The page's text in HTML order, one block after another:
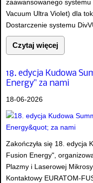
zaawansowanego
Vacuum Ultra Violet) dla
Dostarczenie systemu
Czytaj więcej
18. edycja Kudowa
Energy" za nami
18-06-2026
Zakończyła się 18. edycja
Fusion Energy",
Plazmy i Laserowej
Kontaktowy EURATOM-